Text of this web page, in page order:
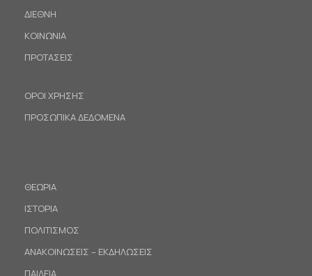
ΔΙΕΘΝΗ
ΚΟΙΝΩΝΙΑ
ΠΡΟΤΑΣΕΙΣ
ΟΡΟΙ ΧΡΗΣΗΣ
ΠΡΟΣΩΠΙΚΑ ΔΕΔΟΜΕΝΑ
ΘΕΩΡΙΑ
ΙΣΤΟΡΙΑ
ΠΟΛΙΤΙΣΜΟΣ
ΑΝΑΚΟΙΝΩΣΕΙΣ – ΕΚΔΗΛΩΣΕΙΣ
ΠΑΙΔΕΙΑ